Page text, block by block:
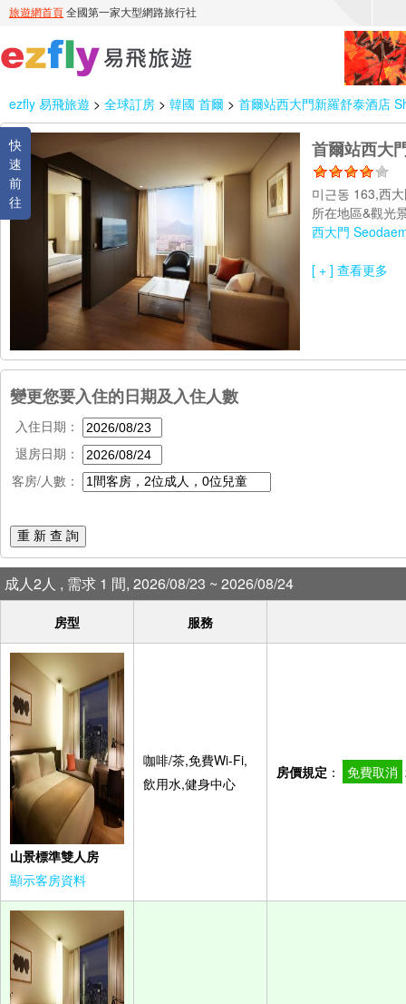
ezfly 易飛旅遊 > 全球訂房 > 韓國 首爾 > 首爾站西大門新羅舒泰酒店
快
速
前
往
首爾站西大
미근동 163,西
所在地區&觀光
西大門
[ + ] 查看更多
變更您要入住的日期及入住人數
入住日期：
退房日期：
客房/人數：
重 新 查 詢
成人2人 , 需求 1 間, 2026/08/23 ~ 2026/08/24
房型 服務
山景標準雙人房
顯示客房資料
咖啡/茶,免費Wi-Fi,
飲用水,健身中心
房價規定 ： 免費取消